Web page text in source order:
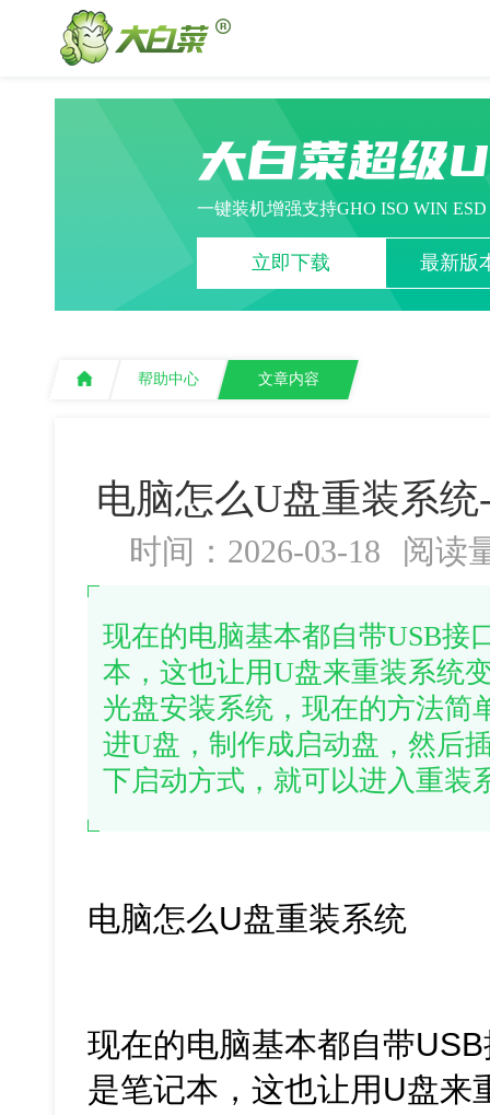
大白菜超级
一键装机增强支持GHO ISO WIN
立即下载 最新版
帮助中心 文章内容
电脑怎么U盘重装系
时间：2026-03-18 阅读
现在的电脑基本都自带USB接
本，这也让用U盘来重装系统
光盘安装系统，现在的方法简
进U盘，制作成启动盘，然后
下启动方式，就可以进入重装
电脑怎么U盘重装系统
现在的电脑基本都自带
是笔记本，这也让用U盘来